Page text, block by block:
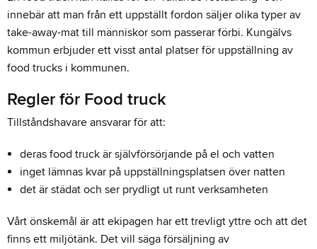
innebär att man från ett uppställt fordon säljer olika typer av
take-away-mat till människor som passerar förbi. Kungälvs
kommun erbjuder ett visst antal platser för uppställning av
food trucks i kommunen.
Regler för Food truck
Tillståndshavare ansvarar för att:
deras food truck är självförsörjande på el och vatten
inget lämnas kvar på uppställningsplatsen över natten
det är städat och ser prydligt ut runt verksamheten
Vårt önskemål är att ekipagen har ett trevligt yttre och att det
finns ett miljötänk. Det vill säga försäljning av